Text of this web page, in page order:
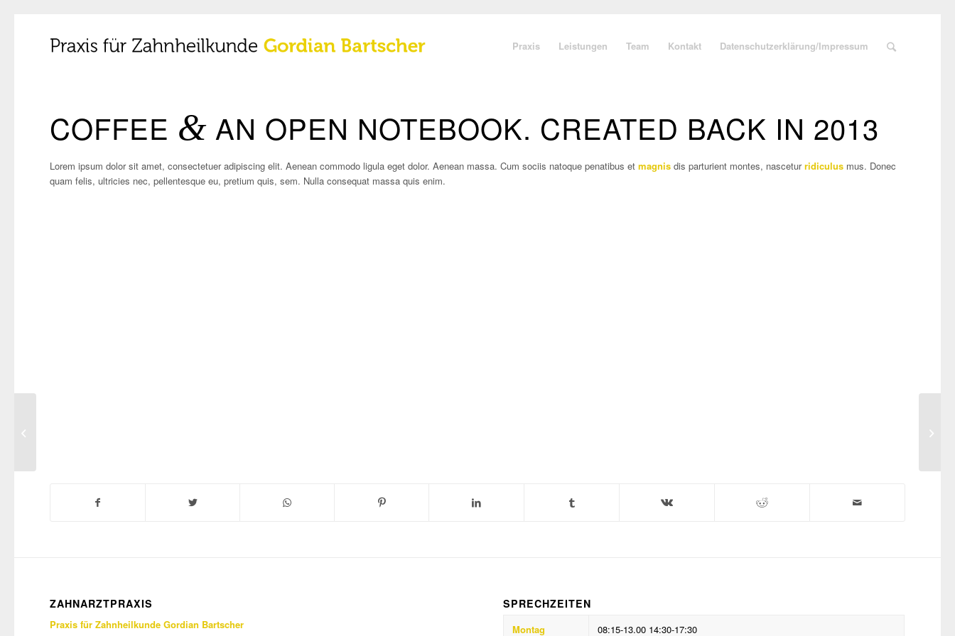
Praxis Leistungen Team Kontakt Datenschutzerklärung/Impressum
COFFEE & AN OPEN NOTEBOOK. CREATED BACK IN 2013
Lorem ipsum dolor sit amet, consectetuer adipiscing elit. Aenean commodo ligula eget dolor. Aenean massa. Cum sociis natoque penatibus et magnis dis parturient montes, nasceturridiculus mus. Donec
quam felis, ultricies nec, pellentesque eu, pretium quis, sem. Nulla consequat massa quis enim.
ZAHNARZTPRAXIS
Praxis für Zahnheilkunde Gordian Bartscher
SPRECHZEITEN
Montag 08:15-13.00 14:30-17:30